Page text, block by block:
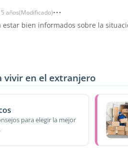
años(Modificado)
bien informados sobre la
vivir en el extranjero
para elegir la mejor